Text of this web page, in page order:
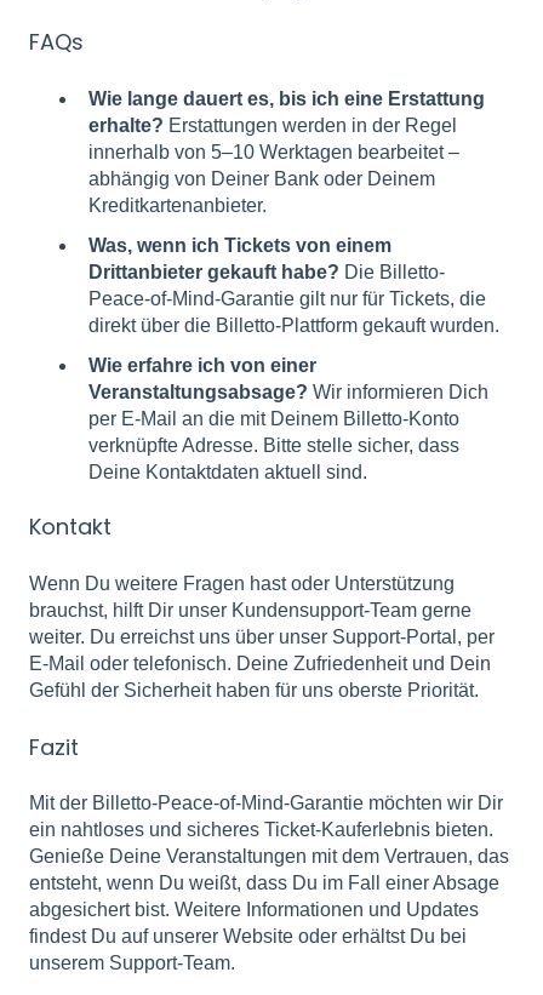
FAQs
Wie lange dauert es, bis ich eine Erstattung
erhalte? Erstattungen werden in der Regel
innerhalb von 5–10 Werktagen bearbeitet –
abhängig von Deiner Bank oder Deinem
Kreditkartenanbieter.
Was, wenn ich Tickets von einem
Drittanbieter gekauft habe? Die Billetto-
Peace-of-Mind-Garantie gilt nur für Tickets, die
direkt über die Billetto-Plattform gekauft wurden.
Wie erfahre ich von einer
Veranstaltungsabsage? Wir informieren Dich
per E-Mail an die mit Deinem Billetto-Konto
verknüpfte Adresse. Bitte stelle sicher, dass
Deine Kontaktdaten aktuell sind.
Kontakt
Wenn Du weitere Fragen hast oder Unterstützung
brauchst, hilft Dir unser Kundensupport-Team gerne
weiter. Du erreichst uns über unser Support-Portal, per
E-Mail oder telefonisch. Deine Zufriedenheit und Dein
Gefühl der Sicherheit haben für uns oberste Priorität.
Fazit
Mit der Billetto-Peace-of-Mind-Garantie möchten wir Dir
ein nahtloses und sicheres Ticket-Kauferlebnis bieten.
Genieße Deine Veranstaltungen mit dem Vertrauen, das
entsteht, wenn Du weißt, dass Du im Fall einer Absage
abgesichert bist. Weitere Informationen und Updates
findest Du auf unserer Website oder erhältst Du bei
unserem Support-Team.